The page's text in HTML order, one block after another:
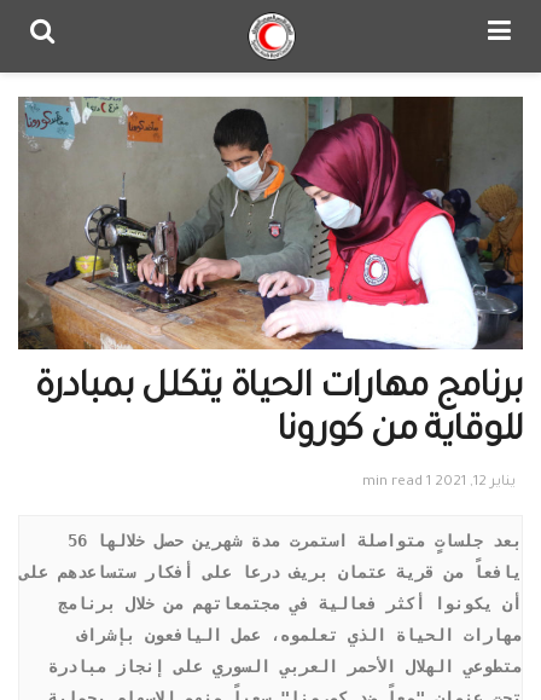
برنامج مهارات الحياة يتكلل بمبادرة
للوقاية من كورونا
يناير 12, 2021 1 min read
يافعاً من قرية عتمان بريف درعا على أفكار ستساعدهم على
مهارات الحياة الذي تعلموه، عمل اليافعون بإشراف